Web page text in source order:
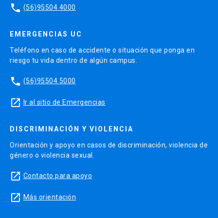
phone (56)95504 4000
EMERGENCIAS UC
Teléfono en caso de accidente o situación que ponga en
riesgo tu vida dentro de algún campus.
phone (56)95504 5000
launch Ir al sitio de Emergencias
DISCRIMINACIÓN Y VIOLENCIA
Orientación y apoyo en casos de discriminación, violencia de
género o violencia sexual.
launch Contacto para apoyo
launch Más orientación